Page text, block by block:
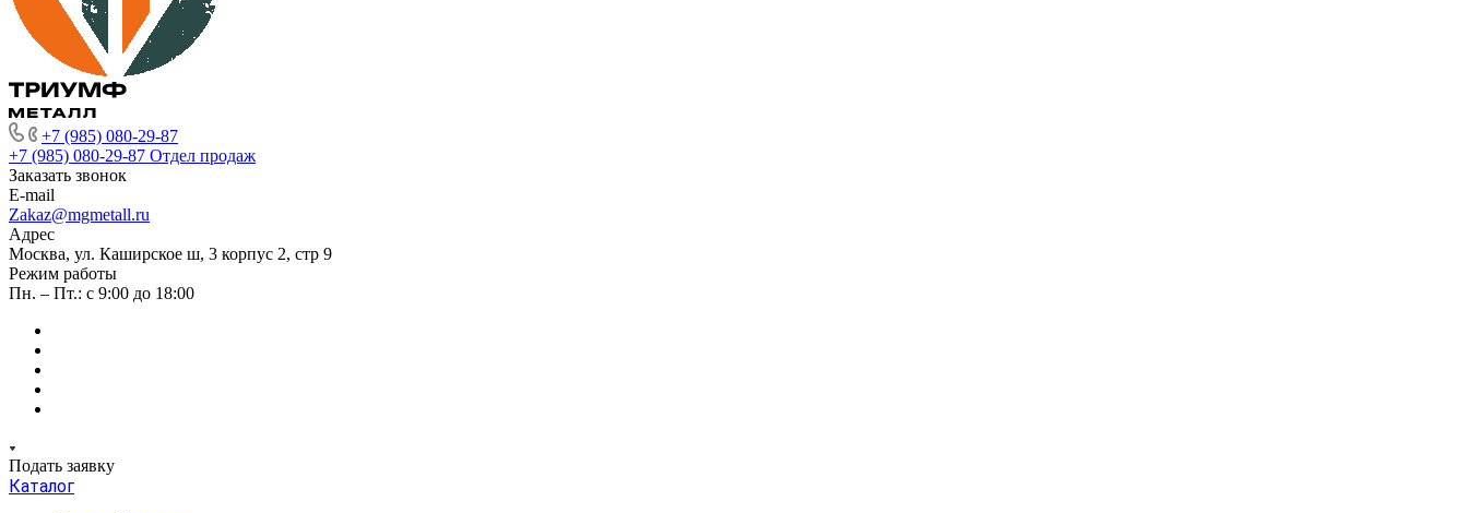
+7 (985) 080-29-87
+7 (985) 080-29-87 Отдел продаж
Заказать звонок
E-mail
Zakaz@mgmetall.ru
Адрес
Москва, ул. Каширское ш, 3 корпус 2, стр 9
Режим работы
Пн. – Пт.: с 9:00 до 18:00
Подать заявку
Каталог